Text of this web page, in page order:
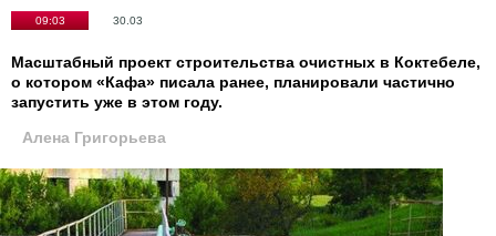
09:03 30.03
Масштабный проект строительства очистных в Коктебеле,
о котором «Кафа» писала ранее, планировали частично
запустить уже в этом году.
Алена Григорьева